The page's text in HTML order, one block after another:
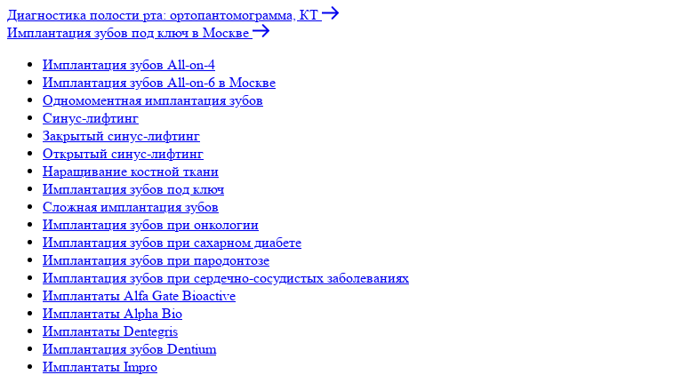
Диагностика полости рта: ортопантомограмма, КТ
Имплантация зубов под ключ в Москве
Имплантация зубов All-on-4
Имплантация зубов All-on-6 в Москве
Одномоментная имплантация зубов
Синус-лифтинг
Закрытый синус-лифтинг
Открытый синус-лифтинг
Наращивание костной ткани
Имплантация зубов под ключ
Сложная имплантация зубов
Имплантация зубов при онкологии
Имплантация зубов при сахарном диабете
Имплантация зубов при пародонтозе
Имплантация зубов при сердечно-сосудистых заболеваниях
Имплантаты Alfa Gate Bioactive
Имплантаты Alpha Bio
Имплантаты Dentegris
Имплантация зубов Dentium
Имплантаты Impro